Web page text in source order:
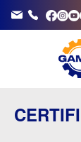
3320072